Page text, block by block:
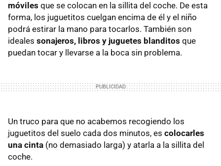
móviles que se colocan en la sillita del coche. De esta
forma, los juguetitos cuelgan encima de él y el niño
podrá estirar la mano para tocarlos. También son
ideales sonajeros, libros y juguetes blanditos que
puedan tocar y llevarse a la boca sin problema.
Un truco para que no acabemos recogiendo los
juguetitos del suelo cada dos minutos, es colocarles
una cinta (no demasiado larga) y atarla a la sillita del
coche.